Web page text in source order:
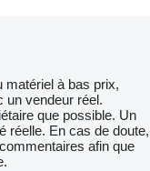
matériel à bas prix,
vendeur réel.
que possible. Un
réelle. En cas de doute,
afin que